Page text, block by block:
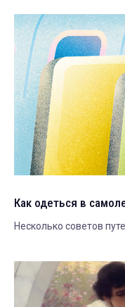
Как одеться в
Несколько советов